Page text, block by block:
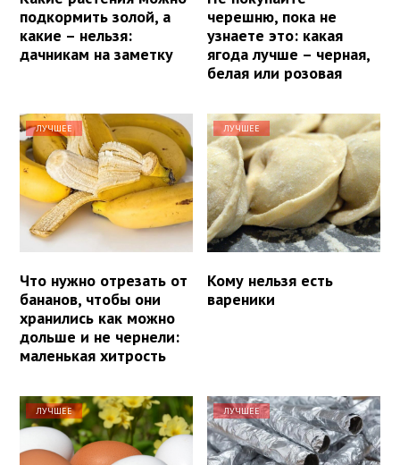
подкормить золой, а
какие – нельзя:
дачникам на заметку
черешню, пока не
узнаете это: какая
ягода лучше – черная,
белая или розовая
ЛУЧШЕЕ
Что нужно отрезать от
бананов, чтобы они
хранились как можно
дольше и не чернели:
маленькая хитрость
ЛУЧШЕЕ
Кому нельзя есть
вареники
ЛУЧШЕЕ ЛУЧШЕЕ